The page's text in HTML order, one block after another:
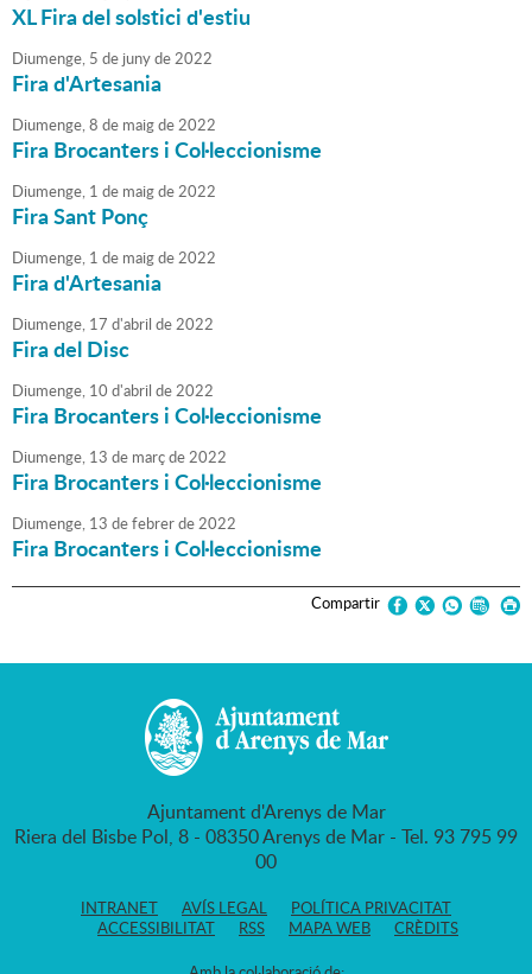
XL Fira del solstici d'estiu
Diumenge, 5 de junyde2022
Fira d'Artesania
Diumenge,8 de maigde2022
Fira Brocanters i Col·leccionisme
Diumenge, 1 de maigde2022
Fira Sant Ponç
Diumenge, 1 de maigde2022
Fira d'Artesania
Diumenge, 17 d'abril de2022
Fira del Disc
Diumenge, 10 d'abril de2022
Fira Brocanters i Col·leccionisme
Diumenge, 13 de marçde2022
Fira Brocanters i Col·leccionisme
Diumenge, 13 defebrerde2022
Fira Brocanters i Col·leccionisme
Compartir
Ajuntament d'Arenys de Mar
Riera del Bisbe Pol, 8 - 08350 Arenys de Mar - Tel. 93 795 99
00
INTRANET AVÍS LEGAL
POLÍTICA PRIVACITAT
ACCESSIBILITAT
RSS MAPA WEB CRÈDITS